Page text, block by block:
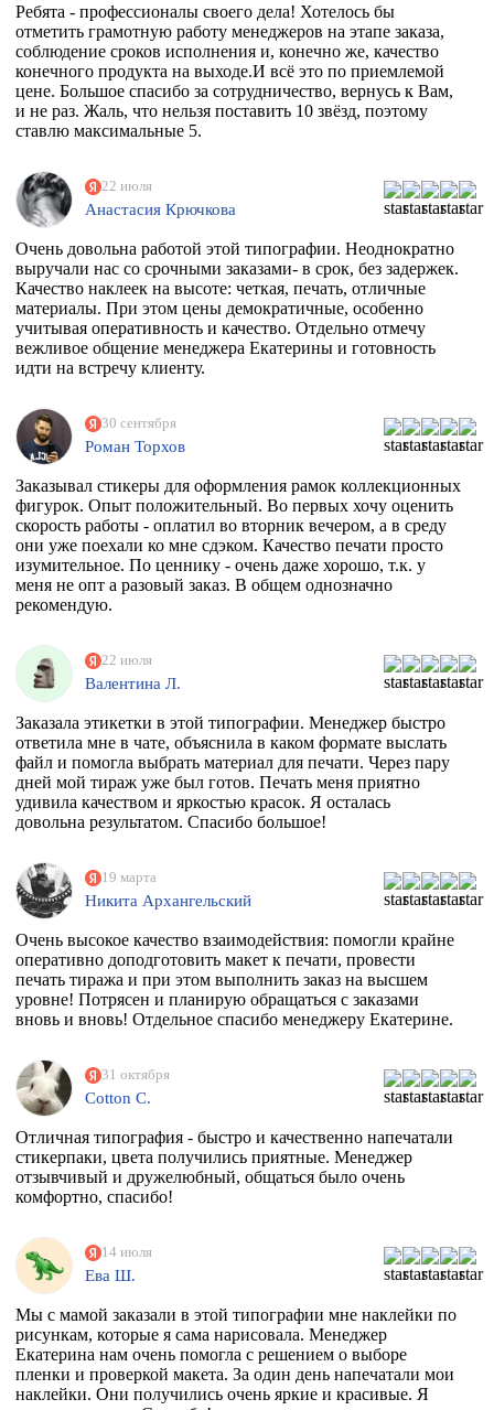
Ребята - профессионалы своего дела! Хотелось бы
отметить грамотную работу менеджеров на этапе заказа,
соблюдение сроков исполнения и, конечно же, качество
конечного продукта на выходе.И всё это по приемлемой
цене. Большое спасибо за сотрудничество, вернусь к Вам,
и не раз. Жаль, что нельзя поставить 10 звёзд, поэтому
ставлю максимальные 5.
22 июля
Анастасия Крючкова
Очень довольна работой этой типографии. Неоднократно
выручали нас со срочными заказами- в срок, без задержек.
Качество наклеек на высоте: четкая, печать, отличные
материалы. При этом цены демократичные, особенно
учитывая оперативность и качество. Отдельно отмечу
вежливое общение менеджера Екатерины и готовность
идти на встречу клиенту.
30 сентября
Роман Торхов
Заказывал стикеры для оформления рамок коллекционных
фигурок. Опыт положительный. Во первых хочу оценить
скорость работы - оплатил во вторник вечером, а в среду
они уже поехали ко мне сдэком. Качество печати просто
изумительное. По ценнику - очень даже хорошо, т.к. у
меня не опт а разовый заказ. В общем однозначно
рекомендую.
22 июля
Валентина Л.
Заказала этикетки в этой типографии. Менеджер быстро
ответила мне в чате, объяснила в каком формате выслать
файл и помогла выбрать материал для печати. Через пару
дней мой тираж уже был готов. Печать меня приятно
удивила качеством и яркостью красок. Я осталась
довольна результатом. Спасибо большое!
19 марта
Никита Архангельский
Очень высокое качество взаимодействия: помогли крайне
оперативно доподготовить макет к печати, провести
печать тиража и при этом выполнить заказ на высшем
уровне! Потрясен и планирую обращаться с заказами
вновь и вновь! Отдельное спасибо менеджеру Екатерине.
31 октября
Cotton C.
Отличная типография - быстро и качественно напечатали
стикерпаки, цвета получились приятные. Менеджер
отзывчивый и дружелюбный, общаться было очень
комфортно, спасибо!
14 июля
Ева Ш.
Мы с мамой заказали в этой типографии мне наклейки по
рисункам, которые я сама нарисовала. Менеджер
Екатерина нам очень помогла с решением о выборе
пленки и проверкой макета. За один день напечатали мои
наклейки. Они получились очень яркие и красивые. Я